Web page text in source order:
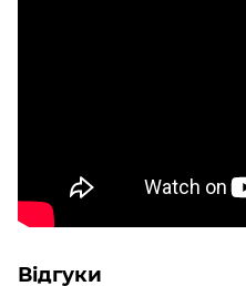
Відгуки